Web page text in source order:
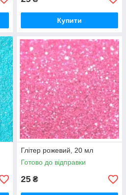
Купити
Глітер рожевий, 20 мл
Готово до відправки
25 ₴